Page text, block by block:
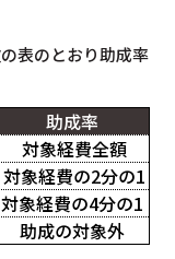
表のとおり助成率
助成率
対象経費全額
対象経費の2分の1
対象経費の4分の1
助成の対象外